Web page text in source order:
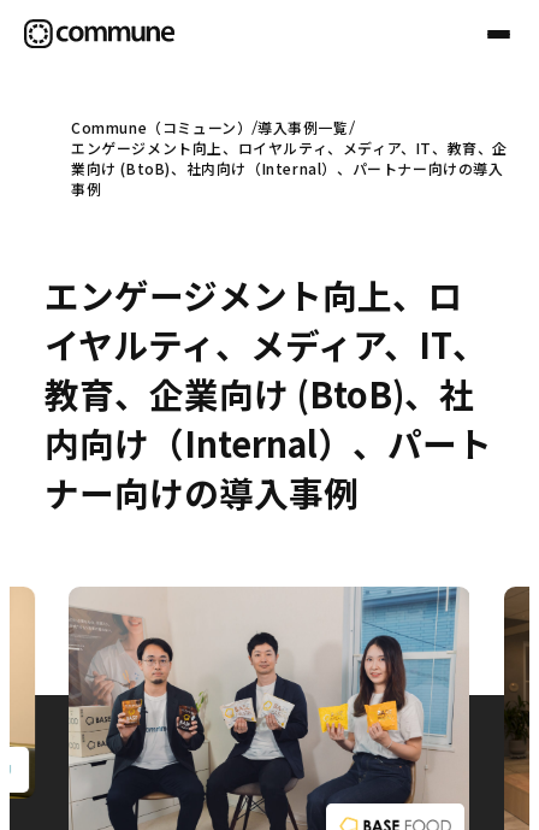
Communeについて
事例
セミナー
お役立ち情報
お問い合わせ
Commune（コミューン）
導入事例一覧
エンゲージメント向上、ロイヤルティ、メディア、IT、教育、企
業向け (BtoB)、社内向け（Internal）、パートナー向けの導入
事例
エンゲージメント向上、ロ
イヤルティ、メディア、IT、
教育、企業向け (BtoB)、社
内向け（Internal）、パート
ナー向けの導入事例